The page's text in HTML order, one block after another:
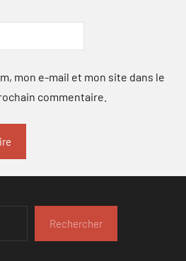
mon e-mail et mon site dans le
commentaire.
Rechercher